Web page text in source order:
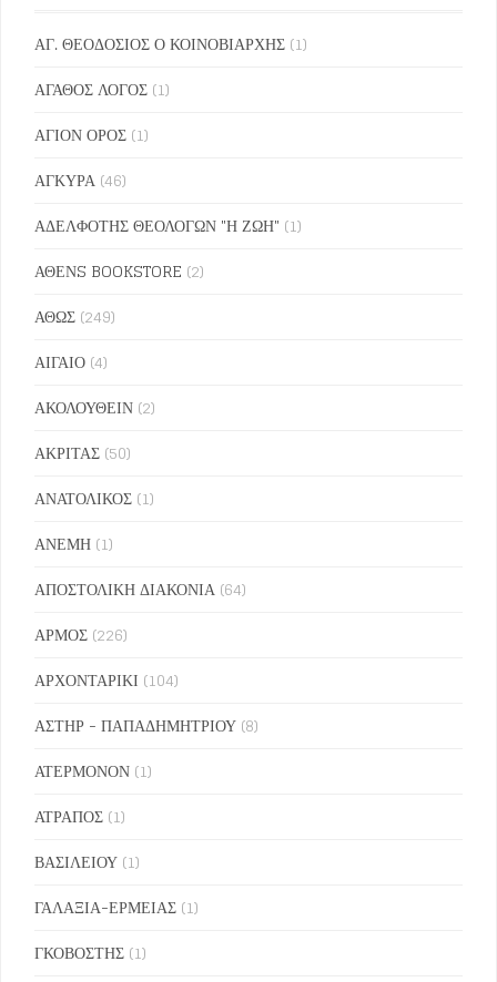
ΑΓ. ΘΕΟΔΟΣΙΟΣ Ο ΚΟΙΝΟΒΙΑΡΧΗΣ (1)
ΑΓΑΘΟΣ ΛΟΓΟΣ (1)
ΑΓΙΟΝ ΟΡΟΣ (1)
ΑΓΚΥΡΑ (46)
ΑΔΕΛΦΟΤΗΣ ΘΕΟΛΟΓΩΝ "Η ΖΩΗ" (1)
ΑΘΕΝS BOOKSTORE (2)
ΑΘΩΣ (249)
ΑΙΓΑΙΟ (4)
ΑΚΟΛΟΥΘΕΙΝ (2)
ΑΚΡΙΤΑΣ (50)
ΑΝΑΤΟΛΙΚΟΣ (1)
ΑΝΕΜΗ (1)
ΑΠΟΣΤΟΛΙΚΗ ΔΙΑΚΟΝΙΑ (64)
ΑΡΜΟΣ (226)
ΑΡΧΟΝΤΑΡΙΚΙ (104)
ΑΣΤΗΡ - ΠΑΠΑΔΗΜΗΤΡΙΟΥ (8)
ΑΤΕΡΜΟΝΟΝ (1)
ΑΤΡΑΠΟΣ (1)
ΒΑΣΙΛΕΙΟΥ (1)
ΓΑΛΑΞΙΑ-ΕΡΜΕΙΑΣ (1)
ΓΚΟΒΟΣΤΗΣ (1)